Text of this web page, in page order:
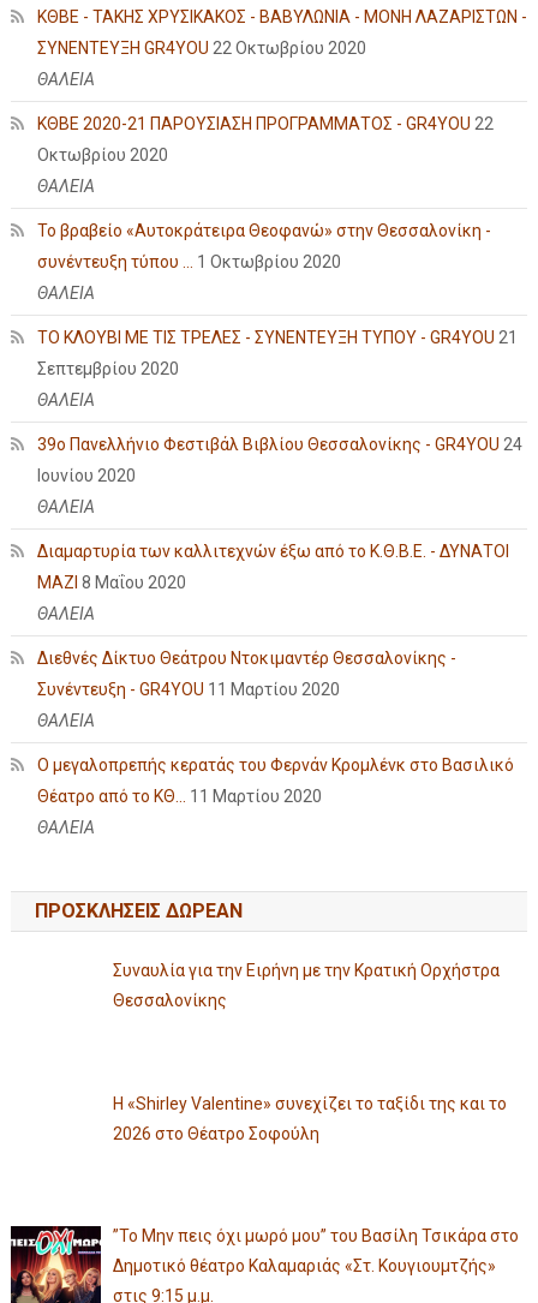
ΚΘΒΕ - ΤΑΚΗΣ ΧΡΥΣΙΚΑΚΟΣ - ΒΑΒΥΛΩΝΙΑ - ΜΟΝΗ ΛΑΖΑΡΙΣΤΩΝ -
ΣΥΝΕΝΤΕΥΞΗ GR4YOU 22 Οκτωβρίου 2020
ΘΑΛΕΙΑ
ΚΘΒΕ 2020-21 ΠΑΡΟΥΣΙΑΣΗ ΠΡΟΓΡΑΜΜΑΤΟΣ - GR4YOU 22
Οκτωβρίου 2020
ΘΑΛΕΙΑ
Το βραβείο «Αυτοκράτειρα Θεοφανώ» στην Θεσσαλονίκη -
συνέντευξη τύπου ...
1 Οκτωβρίου 2020
ΘΑΛΕΙΑ
ΤΟ ΚΛΟΥΒΙ ΜΕ ΤΙΣ ΤΡΕΛΕΣ - ΣΥΝΕΝΤΕΥΞΗ ΤΥΠΟΥ - GR4YOU 21
Σεπτεμβρίου 2020
ΘΑΛΕΙΑ
39ο Πανελλήνιο Φεστιβάλ Βιβλίου Θεσσαλονίκης - GR4YOU 24
Ιουνίου 2020
ΘΑΛΕΙΑ
Διαμαρτυρία των καλλιτεχνών έξω από το Κ.Θ.Β.Ε. - ΔΥΝΑΤΟΙ
ΜΑΖΙ 8 Μαΐου 2020
ΘΑΛΕΙΑ
Διεθνές Δίκτυο Θεάτρου Ντοκιμαντέρ Θεσσαλονίκης -
Συνέντευξη - GR4YOU 11 Μαρτίου 2020
ΘΑΛΕΙΑ
Ο μεγαλοπρεπής κερατάς του Φερνάν Κρομλένκ στο Βασιλικό
Θέατρο από το ΚΘ...
11 Μαρτίου 2020
ΘΑΛΕΙΑ
ΠΡΟΣΚΛΗΣΕΙΣ ΔΩΡΕΑΝ
Συναυλία για την Ειρήνη με την Κρατική Ορχήστρα
Θεσσαλονίκης
Η «Shirley Valentine» συνεχίζει το ταξίδι της και το
2026 στο Θέατρο Σοφούλη
”Το Μην πεις όχι μωρό μου” του Βασίλη Τσικάρα στο
Δημοτικό θέατρο Καλαμαριάς «Στ. Κουγιουμτζής»
στις 9:15 μ.μ.